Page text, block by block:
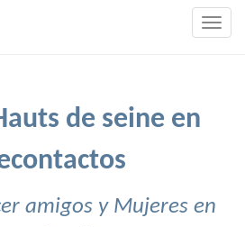
de seine en
amigos y Mujeres en